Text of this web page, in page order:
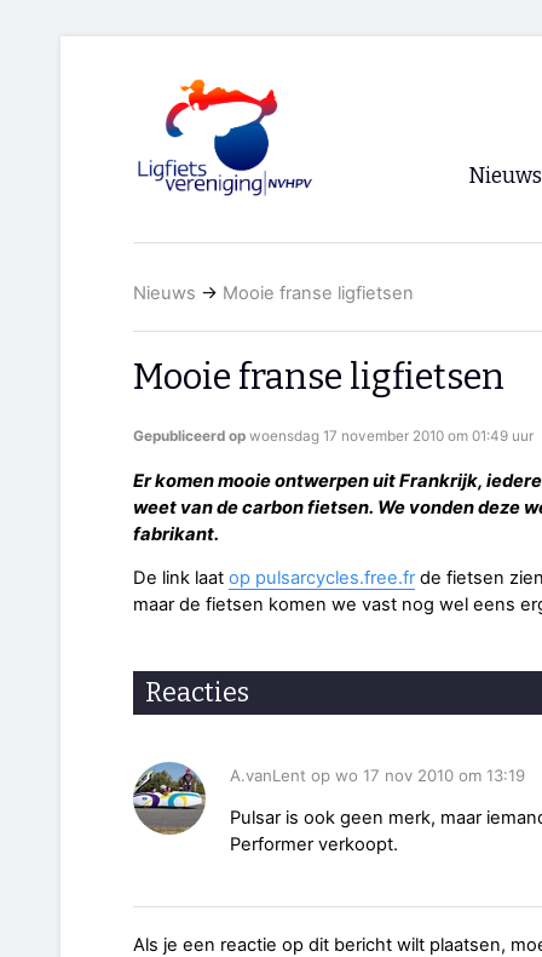
Nieuws
Nieuws → Mooie franse ligfietsen
Mooie franse ligfietsen
Gepubliceerd op woensdag 17 november 2010 om 01:49 uur
Er komen mooie ontwerpen uit Frankrijk,
weet van de carbon fietsen. We vonden deze
fabrikant.
De link laat op pulsarcycles.free.fr de fietsen
maar de fietsen komen we vast nog wel eens
Reacties
A.vanLent op wo 17 nov 2010 om 13:19
Pulsar is ook geen merk, maar
Performer verkoopt.
Als je een reactie op dit bericht wilt plaatsen,